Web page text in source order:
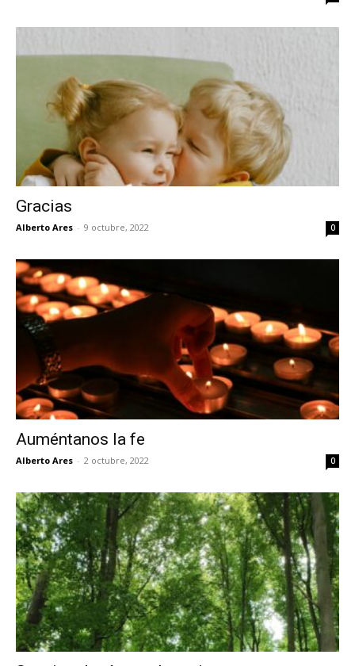
Gracias
Alberto Ares - 9 octubre, 2022 0
Auméntanos la fe
Alberto Ares - 2 octubre, 2022 0